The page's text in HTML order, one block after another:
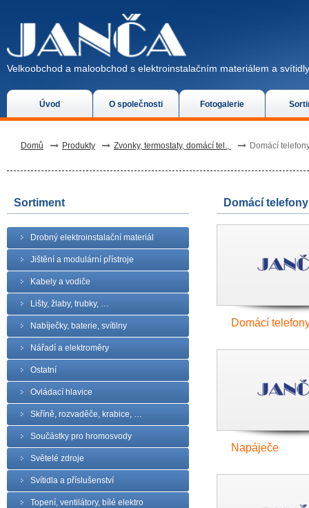
Úvod O společnosti Fotogalerie
Velkoobchod a maloobchod s elektroinstalačním materiálem a
Domů Produkty Zvonky, termostaty, domácí tel., Domácí
Sortiment
Drobný elektroinstalační materiál
Jištění a modulární přístroje
Kabely a vodiče
Lišty, žlaby, trubky, …
Nabíječky, baterie, svítilny
Nářadí a elektroměry
Ostatní
Ovládací hlavice
Skříně, rozvaděče, krabice, …
Součástky pro hromosvody
Světelé zdroje
Svítidla a příslušenství
Topení, ventilátory, bílé elektro
Domácí
Domácí
Napáječe